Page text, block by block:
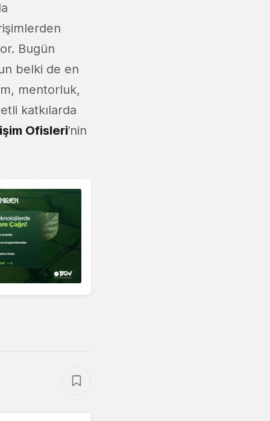
Bugün
belki de en
mentorluk,
katkılarda
Ofisleri’nin